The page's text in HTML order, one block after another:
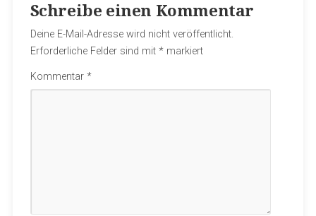
Schreibe einen Kommentar
Deine E-Mail-Adresse wird nicht veröffentlicht.
Erforderliche Felder sind mit *markiert
Kommentar *